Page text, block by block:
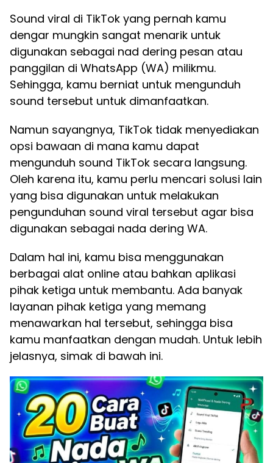
Sound viral di TikTok yang pernah kamu
dengar mungkin sangat menarik untuk
digunakan sebagai nad dering pesan atau
panggilan di WhatsApp (WA) milikmu.
Sehingga, kamu berniat untuk mengunduh
sound tersebut untuk dimanfaatkan.
Namun sayangnya, TikTok tidak menyediakan
opsi bawaan di mana kamu dapat
mengunduh sound TikTok secara langsung.
Oleh karena itu, kamu perlu mencari solusi lain
yang bisa digunakan untuk melakukan
pengunduhan sound viral tersebut agar bisa
digunakan sebagai nada dering WA.
Dalam hal ini, kamu bisa menggunakan
berbagai alat online atau bahkan aplikasi
pihak ketiga untuk membantu. Ada banyak
layanan pihak ketiga yang memang
menawarkan hal tersebut, sehingga bisa
kamu manfaatkan dengan mudah. Untuk lebih
jelasnya, simak di bawah ini.